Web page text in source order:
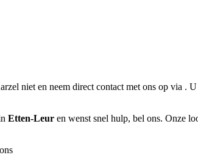
niet en neem direct contact met ons op via .
Etten-Leur en wenst snel hulp, bel ons. Onze